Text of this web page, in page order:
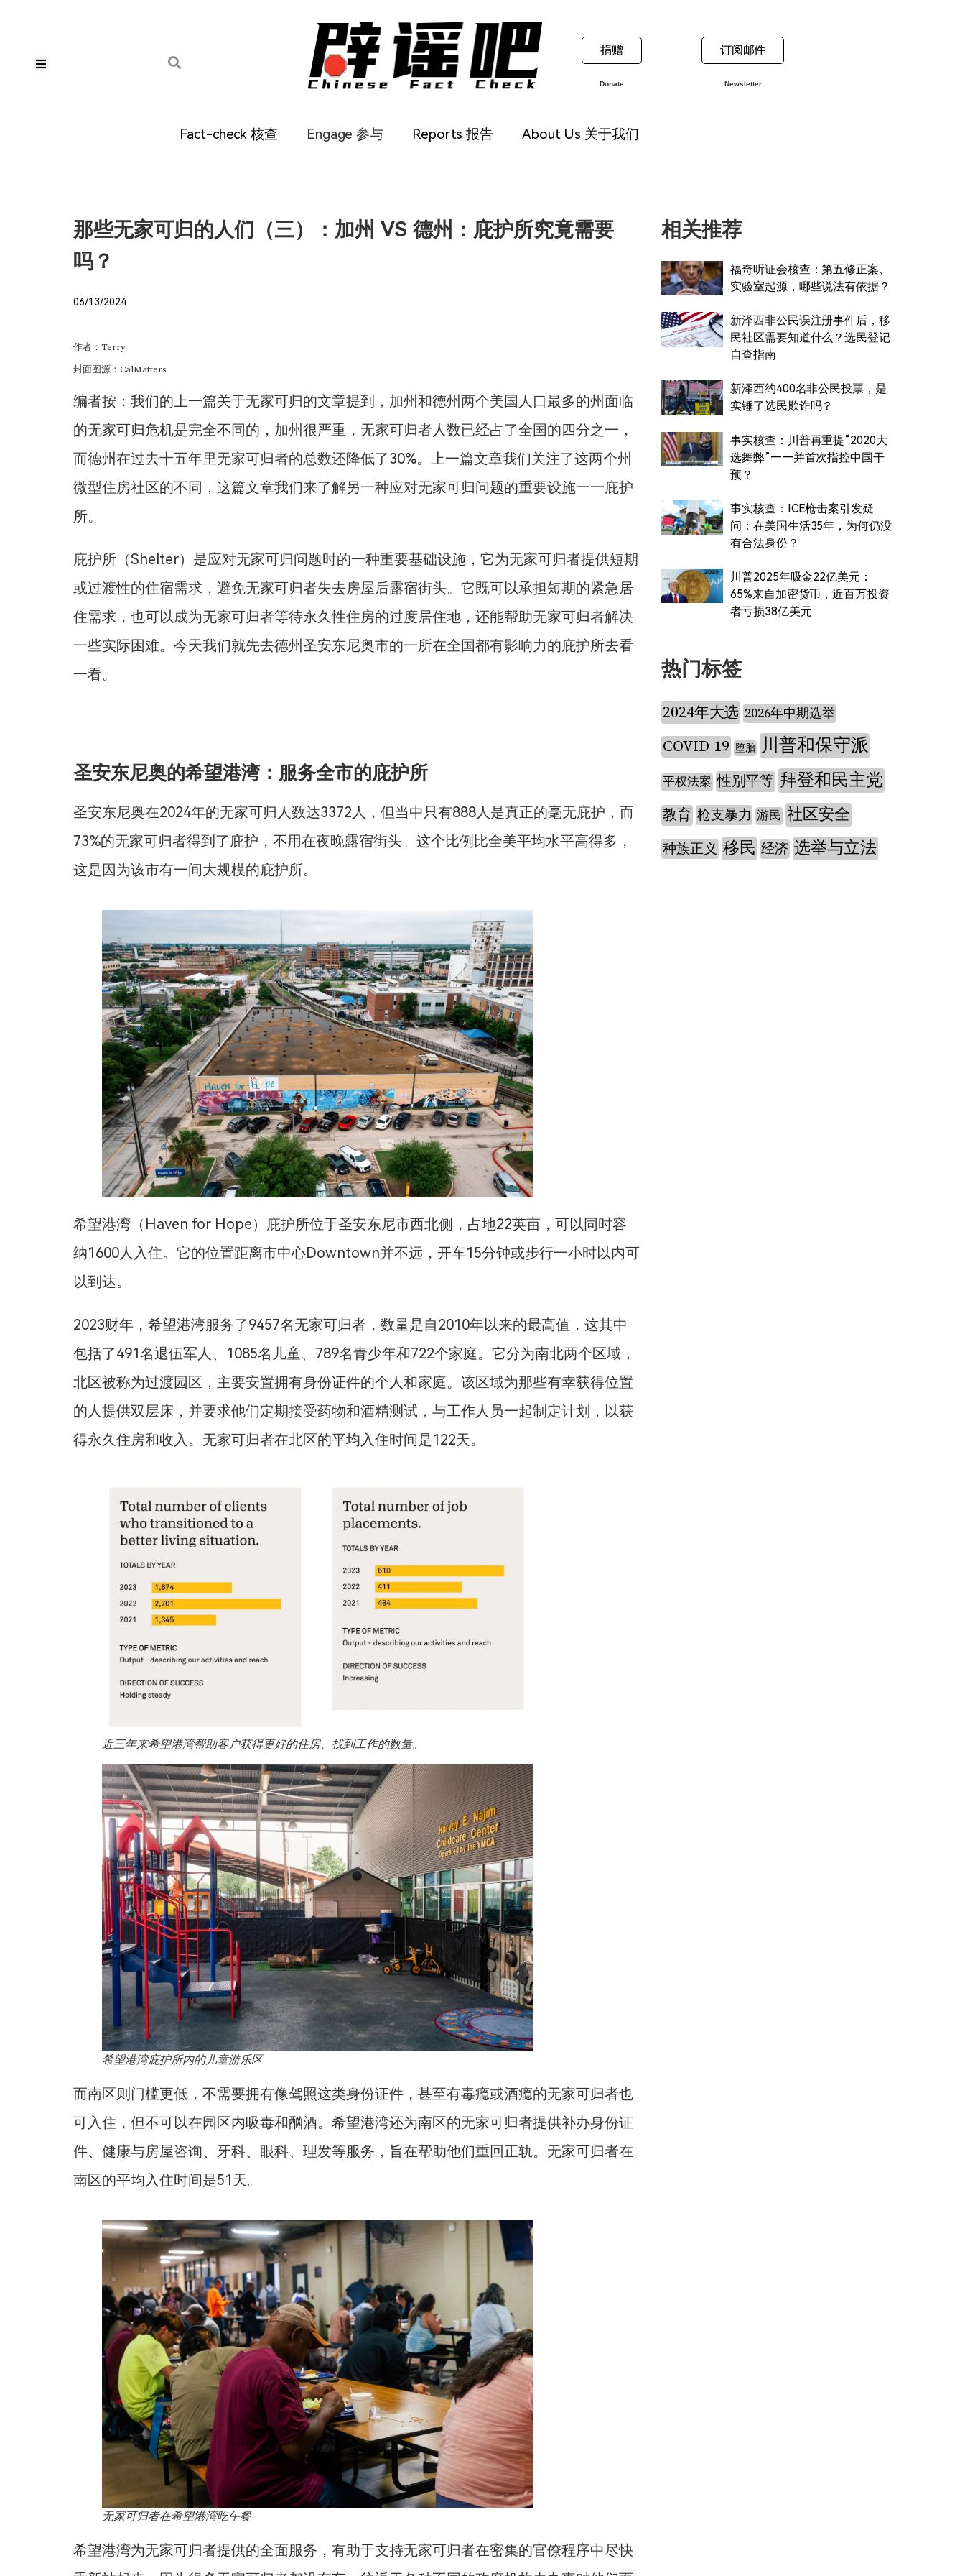
捐赠
Donate
订阅邮件
Newsletter
Fact-check 核查 Engage 参与 Reports 报告 About Us 关于我们
那些无家可归的人们（三）：加州 VS 德州：庇护所究竟需要
吗？
06/13/2024
作者：Terry
封面图源：CalMatters
编者按：我们的上一篇关于无家可归的文章提到，加州和德州两个美国人口最多的州面临
的无家可归危机是完全不同的，加州很严重，无家可归者人数已经占了全国的四分之一，
而德州在过去十五年里无家可归者的总数还降低了30%。上一篇文章我们关注了这两个州
微型住房社区的不同，这篇文章我们来了解另一种应对无家可归问题的重要设施——庇护
所。
庇护所（Shelter）是应对无家可归问题时的一种重要基础设施，它为无家可归者提供短期
或过渡性的住宿需求，避免无家可归者失去房屋后露宿街头。它既可以承担短期的紧急居
住需求，也可以成为无家可归者等待永久性住房的过度居住地，还能帮助无家可归者解决
一些实际困难。今天我们就先去德州圣安东尼奥市的一所在全国都有影响力的庇护所去看
一看。
圣安东尼奥的希望港湾：服务全市的庇护所
圣安东尼奥在2024年的无家可归人数达3372人，但当中只有888人是真正的毫无庇护，而
73%的无家可归者得到了庇护，不用在夜晚露宿街头。这个比例比全美平均水平高得多，
这是因为该市有一间大规模的庇护所。
希望港湾（Haven for Hope）庇护所位于圣安东尼市西北侧，占地22英亩，可以同时容
纳1600人入住。它的位置距离市中心Downtown并不远，开车15分钟或步行一小时以内可
以到达。
2023财年，希望港湾服务了9457名无家可归者，数量是自2010年以来的最高值，这其中
包括了491名退伍军人、1085名儿童、789名青少年和722个家庭。它分为南北两个区域，
北区被称为过渡园区，主要安置拥有身份证件的个人和家庭。该区域为那些有幸获得位置
的人提供双层床，并要求他们定期接受药物和酒精测试，与工作人员一起制定计划，以获
得永久住房和收入。无家可归者在北区的平均入住时间是122天。
近三年来希望港湾帮助客户获得更好的住房、找到工作的数量。
希望港湾庇护所内的儿童游乐区
而南区则门槛更低，不需要拥有像驾照这类身份证件，甚至有毒瘾或酒瘾的无家可归者也
可入住，但不可以在园区内吸毒和酗酒。希望港湾还为南区的无家可归者提供补办身份证
件、健康与房屋咨询、牙科、眼科、理发等服务，旨在帮助他们重回正轨。无家可归者在
南区的平均入住时间是51天。
无家可归者在希望港湾吃午餐
希望港湾为无家可归者提供的全面服务，有助于支持无家可归者在密集的官僚程序中尽快
相关推荐
福奇听证会核查：第五修正案、
实验室起源，哪些说法有依据？
新泽西非公民误注册事件后，移
民社区需要知道什么？选民登记
自查指南
新泽西约400名非公民投票，是
实锤了选民欺诈吗？
事实核查：川普再重提“2020大
选舞弊”——并首次指控中国干
预？
事实核查：ICE枪击案引发疑
问：在美国生活35年，为何仍没
有合法身份？
川普2025年吸金22亿美元：
65%来自加密货币，近百万投资
者亏损38亿美元
热门标签
2024年大选 2026年中期选举
COVID-19 堕胎 川普和保守派
平权法案 性别平等 拜登和民主党
教育 枪支暴力 游民 社区安全
种族正义 移民 经济 选举与立法